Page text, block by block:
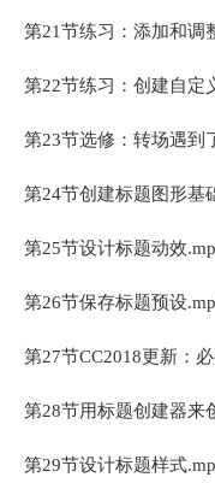
第21节练习：添加和调
第22节练习：创建自定
第23节选修：转场遇到
第24节创建标题图形基
第25节设计标题动效
第26节保存标题预设
第27节CC2018更新：
第28节用标题创建器来
第29节设计标题样式